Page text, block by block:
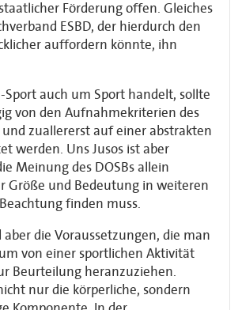
Förderung offen. Gleiches
ESBD, der hierdurch den
auffordern könnte, ihn
Sport auch um Sport handelt, sollte
von den Aufnahmekriterien des
zuallererst auf einer abstrakten
werden. Uns Jusos ist aber
Meinung des DOSBs allein
Größe und Bedeutung in weiteren
finden muss.
die Voraussetzungen, die man
von einer sportlichen Aktivität
Beurteilung heranzuziehen.
nur die körperliche, sondern